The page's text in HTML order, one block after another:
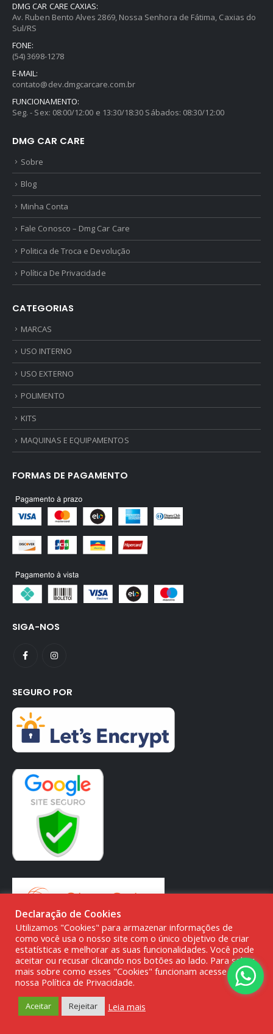
DMG CAR CARE CAXIAS:
Av. Ruben Bento Alves 2869, Nossa Senhora de Fátima, Caxias do
Sul/RS
FONE:
(54) 3698-1278
E-MAIL:
contato@dev.dmgcarcare.com.br
FUNCIONAMENTO:
Seg. - Sex: 08:00/12:00 e 13:30/18:30 Sábados: 08:30/12:00
DMG CAR CARE
Sobre
Blog
Minha Conta
Fale Conosco – Dmg Car Care
Politica de Troca e Devolução
Política De Privacidade
CATEGORIAS
MARCAS
USO INTERNO
USO EXTERNO
POLIMENTO
KITS
MAQUINAS E EQUIPAMENTOS
FORMAS DE PAGAMENTO
SIGA-NOS
SEGURO POR
© DMG PARTS COMÉRCIO DE PRODUTOS AUTOMOTIVOS -
Declaração de Cookies
Utilizamos "Cookies" para armazenar informações de
como você usa o nosso site com o único objetivo de criar
estatísticas e melhorar as suas funcionalidades. Você pode
aceitar ou recusar clicando nos botões ao lado. Para saber
mais sobre como esses "Cookies" funcionam acesse a
nossa Política de Privacidade.
Aceitar Rejeitar Leia mais